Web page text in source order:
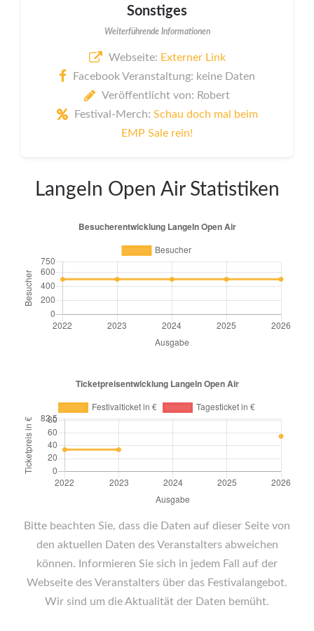
Sonstiges
Weiterführende Informationen
Webseite: Externer Link
Facebook Veranstaltung: keine Daten
Veröffentlicht von: Robert
Festival-Merch: Schau doch mal beim
EMP Sale rein!
Langeln Open Air Statistiken
Bitte beachten Sie, dass die Daten auf dieser Seite von
den aktuellen Daten des Veranstalters abweichen
können. Informieren Sie sich in jedem Fall auf der
Webseite des Veranstalters über das Festivalangebot.
Wir sind um die Aktualität der Daten bemüht.